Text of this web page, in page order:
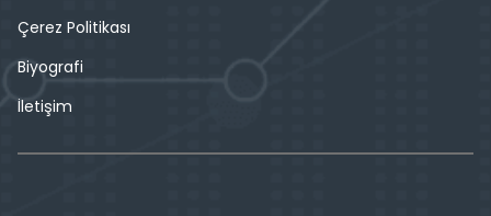
Çerez Politikası
Biyografi
İletişim